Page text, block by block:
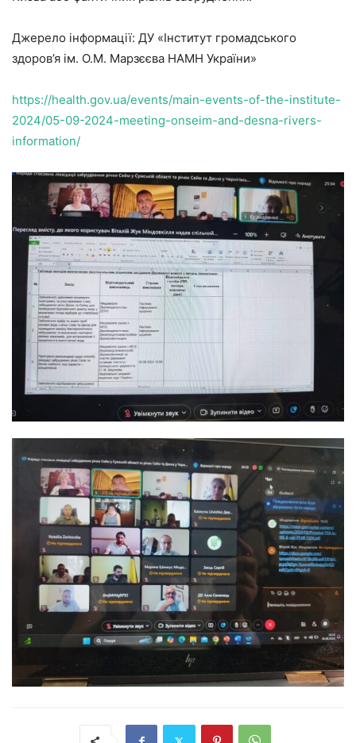
Джерело інформації: ДУ «Інститут громадського
здоров’я ім. О.М. Марзєєва НАМН України»
https://health.gov.ua/events/main-events-of-the-institute-
2024/05-09-2024-meeting-onseim-and-desna-rivers-
information/